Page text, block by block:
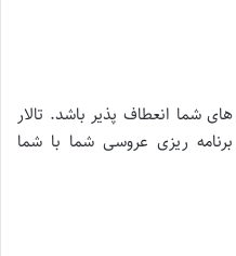
شما انعطاف پذیر باشد. تالار
ریزی عروسی شما با شما